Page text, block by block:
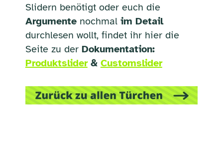
Slidern benötigt oder euch die
Argumentenochmal im Detail
durchlesen wollt, findet ihr hier die
Seite zu der Dokumentation:
Produktslider& Customslider